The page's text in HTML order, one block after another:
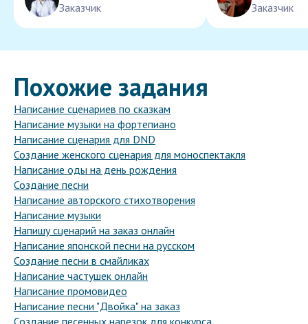
Заказчик Заказчик
Похожие задания
Написание сценариев по сказкам
Написание музыки на фортепиано
Написание сценария для DND
Создание женского сценария для моноспектакля
Написание оды на день рождения
Создание песни
Написание авторского стихотворения
Написание музыки
Напишу сценарий на заказ онлайн
Написание японской песни на русском
Создание песни в смайликах
Написание частушек онлайн
Написание промовидео
Написание песни "Двойка" на заказ